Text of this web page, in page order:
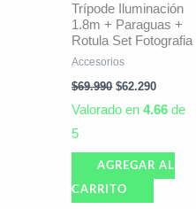
Trípode Iluminación
1.8m + Paraguas +
Rotula Set Fotografia
Accesorios
$69.990 $62.290
Valorado en4.66 de
5
AGREGAR AL
CARRITO